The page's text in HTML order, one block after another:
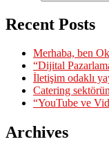
Recent Posts
Merhaba, ben
“Dijital
İletişim odaklı
Catering
“YouTube ve
Archives